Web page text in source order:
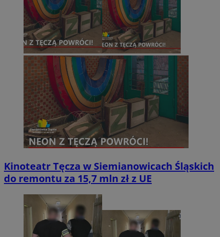
Kinoteatr Tęcza w Siemianowicach Śląskich
do remontu za 15,7 mln zł z UE